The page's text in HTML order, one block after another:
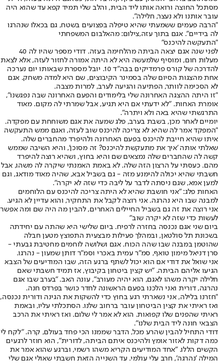
מסתכל החוצה ורואה אותו ליד הבית, והלב שלי תמיד קפא עד שהוא היה
עובר אותנו ולא נעצר, חלילה".
"הרבה פעמים ששמעתי שהיא טיפלה בפצועים בשטח, גם בכאלו שנהרגו
לה בידיים". אגם בתוך עזה,צילום: מהאלבום המשפחתי
"התעקשה להיכנס"
לפני שנה אגם יצאה הביתה מהלחימה בעזה. דודי מספר שהיו לה 40
מעלות חום, ומוסיף שלמעשה היא לא היתה אמורה לחזור לעזה, אלא לצאת
להדרכה של קורס פרמדיקים בבה"ד 10. יובל מספרת שבאותו יום נערכה
אחת מהצגות הסיום שלה בסמינר הקיבוצים, שם היא למדה משחק. אגם
לא הסכימה לוותר, הפתיעה והגיעה לערב, למרות מצבה.
"זו היתה ההצגה האחרונה שלי בלימודים והפעם האחרונה שבה נפגשנו",
אומרת האחות. "לא ידעתי אם היא תגיע, אבל שמרתי לה מקום. מאוד
התרגשתי שהיא באה ולא ויתרה".
יומיים לאחר מכן, בשבת בערב, פלג שמעה את אגם משוחחת עם מפקדה.
"המפקד אמר לה שהיא לא צריכה להיכנס שוב לעזה, ואגם ממש התעקשה
איתו שהיא חייבת להיכנס בפעם האחרונה ולהיפרד מהחברים שלה.
שאלתי אותה 'איך את מתעקשת להיכנס? זה מסוכן', והיא השיבה שממש
קשה לה שהחברים שלה נמצאים שם והיא בחוץ, ושהיא רוצה להיפרד
מהם. כעסתי על הרצון הזה שלה. לא באמת האמנתי שיקרה לה משהו, אבל
חשבתי שהיא יכולה להימנע מזה - גם בשביל אבא, שהיה מאוד מודאג, וגם
למען אמא, שגם ניסתה לדבר על ליבה כדי שזה לא יקרה".
האחות פלג: "אני חושבת שהיא לא היתה צריכה להיכנס עם הלוחמים
למבנה שבו היא נהרגה. אני רוצה לקבל את התחקיר, והוא עדיין לא הגיע.
אני רוצה את זה גם בשביל החיילים האחרים, להבין מה היה שם ומה אפשר
לעשות כדי שזה לא יקרה שוב"
ביום שני אגם נכנסה בחזרה לרפיח. ביום שלישי היא שהתה עם יחידתה
בשכונת תל סולטאן, ובמהלך פעילות מבצעית התפוצץ מטען חבלה
שהוטמן במבנה שבו שהה הכוח. אגם ושלושה לוחמים מחטיבת גבעתי -
סרן דניאל מימון טואף, סמ"ר עמית באכרי וסמ"ר דותן שמעון - נהרגו.
אני שואל את דודי אם הוא יכול לשתף ברגע הזה, שבו המודיעים של הצבא
הגיעו אליהם הביתה. "יש קצין ביטחון בקיבוץ, אז תמיד חשבתי שאם
חלילה יקרה משהו לאגם, הוא יהיה מעורב", עונה האב. "בערב שבו אגם
נהרגה, דורית ואני הלכנו בפעם הראשונה לחדר כושר בפרדס חנה.
"חזרנו בלילה, אני נשארתי רגע בחוץ כדי להשקות את הגינה ודורית נכנסה,
ואז ראיתי את קצין הביטחון עובר ברחוב שלנו. הסתכלתי עליו, ובאמת
ראיתי שהפנים שלו קפואות. הוא לא אמר לי שלום. ואז ראיתי את הרכב
הצבאי חונה ליד הבית שלנו".
דודי התחיל להבין שהרע מכל, הדבר שממנו הכי פחד בעולם, קרה. "לקח לי
כמה דקות לאזור אומץ ולהיכנס איתם הביתה, לדורית", הוא חוזר לרגעים
הקשים הללו. "אחד המודיעים הקריא משהו רשמי, וברגע שהוא אמר את
המילה 'נהרגה', חרב עלי עולמי. עד השנייה הזאת חשבתי שאולי אגם שלי